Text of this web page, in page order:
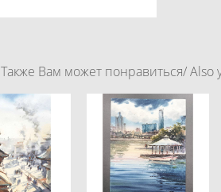
Также Вам может понравиться/ Also